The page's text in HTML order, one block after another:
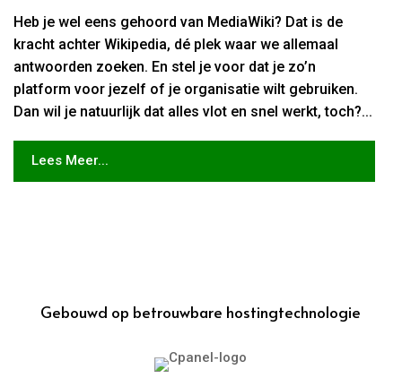
Heb je wel eens gehoord van MediaWiki? Dat is de
kracht achter Wikipedia, dé plek waar we allemaal
antwoorden zoeken. En stel je voor dat je zo’n
platform voor jezelf of je organisatie wilt gebruiken.
Dan wil je natuurlijk dat alles vlot en snel werkt, toch?...
Lees Meer...
Gebouwd op betrouwbare hostingtechnologie